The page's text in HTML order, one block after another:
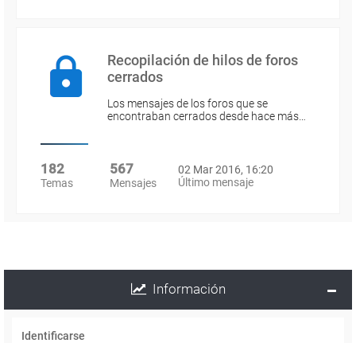
Recopilación de hilos de foros
cerrados
Los mensajes de los foros que se
encontraban cerrados desde hace más…
182
Temas
567
Mensajes
02 Mar 2016, 16:20
Último mensaje
Información
Identificarse